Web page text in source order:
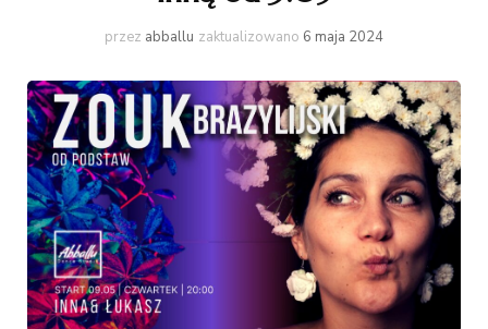
przez abballu zaktualizowano 6 maja 2024